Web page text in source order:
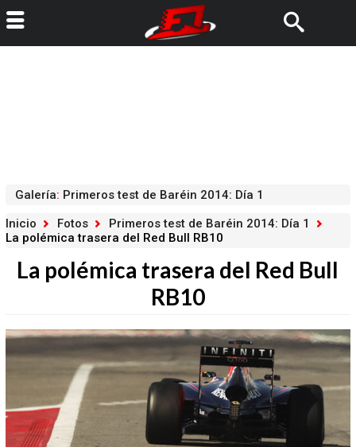
Galería: Primeros test de Baréin 2014: Día 1
Inicio
Fotos
Primeros test de Baréin 2014: Día 1
La polémica trasera del Red Bull RB10
La polémica trasera del Red Bull
RB10